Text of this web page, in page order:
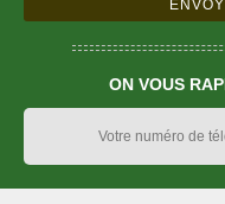
ON VOUS